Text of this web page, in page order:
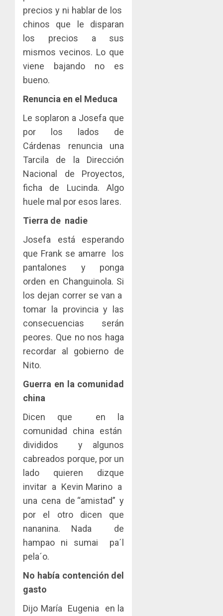
precios y ni hablar de los
chinos que le disparan
los precios a sus
mismos vecinos. Lo que
viene bajando no es
bueno.
Renuncia en el Meduca
Le soplaron a Josefa que
por los lados de
Cárdenas renuncia una
Tarcila de la Dirección
Nacional de Proyectos,
ficha de Lucinda. Algo
huele mal por esos lares.
Tierra de nadie
Josefa está esperando
que Frank se amarre los
pantalones y ponga
orden en Changuinola. Si
los dejan correr se van a
tomar la provincia y las
consecuencias serán
peores. Que no nos haga
recordar al gobierno de
Nito.
Guerra en la comunidad
china
Dicen que en la
comunidad china están
divididos y algunos
cabreados porque, por un
lado quieren dizque
invitar a Kevin Marino a
una cena de “amistad” y
por el otro dicen que
nananina. Nada de
hampao ni sumai pa´l
pela´o.
No había contención del
gasto
Dijo María Eugenia en la